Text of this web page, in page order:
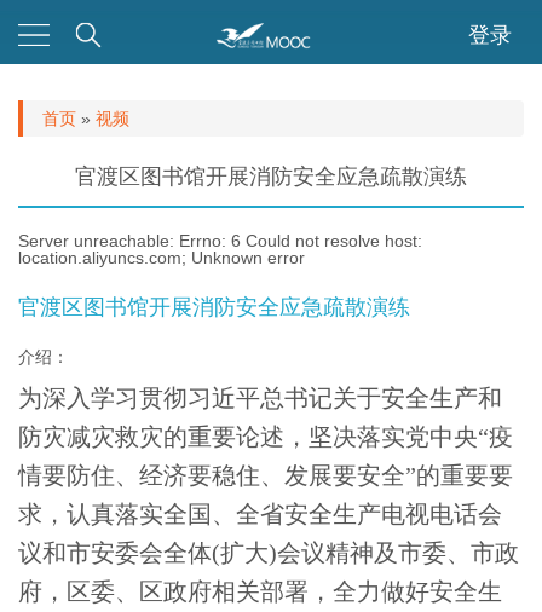
登录
首页 » 视频
官渡区图书馆开展消防安全应急疏散演练
Server unreachable: Errno: 6 Could not resolve host:
location.aliyuncs.com; Unknown error
官渡区图书馆开展消防安全应急疏散演练
介绍：
为深入学习贯彻习近平总书记关于安全生产和
防灾减灾救灾的重要论述，坚决落实党中央“疫
情要防住、经济要稳住、发展要安全”的重要要
求，认真落实全国、全省安全生产电视电话会
议和市安委会全体(扩大)会议精神及市委、市政
府，区委、区政府相关部署，全力做好安全生